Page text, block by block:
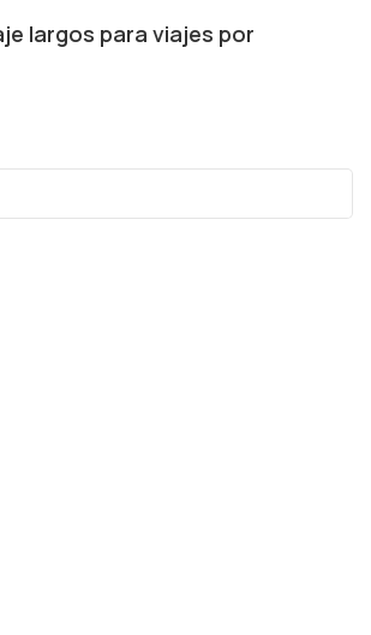
largos para viajes por